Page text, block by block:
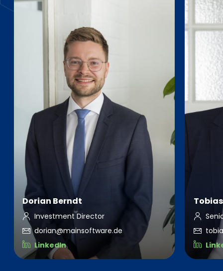
Dorian Berndt
Investment Director
dorian@mainsoftware.de
LinkedIn